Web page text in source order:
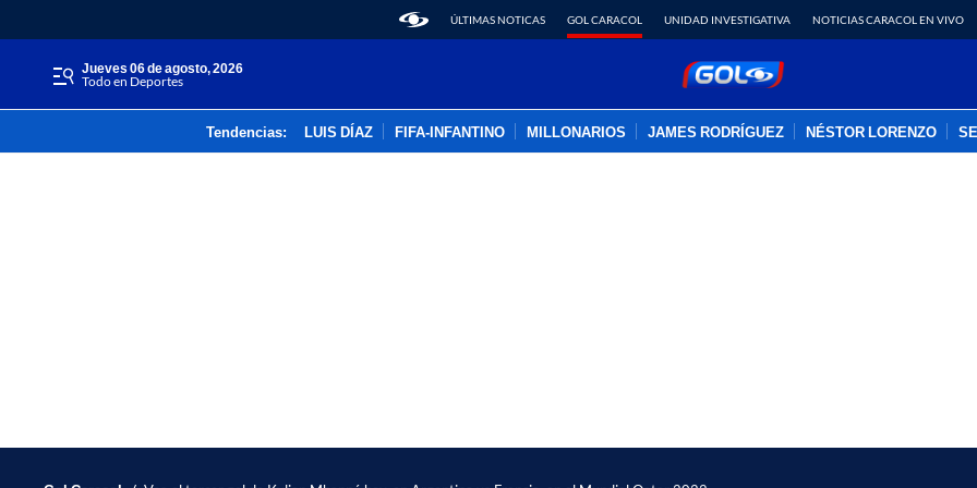
ÚLTIMAS NOTICAS GOL CARACOL UNIDAD INVESTIGATIVA NOTICIAS CARACOL EN VIVO
jueves 06 de agosto, 2026
Todo en Deportes
Tendencias: LUIS DÍAZ FIFA-INFANTINO MILLONARIOS JAMES RODRÍGUEZ NÉSTOR LORENZO